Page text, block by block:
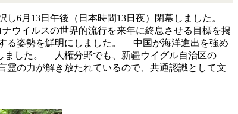
し6月13日午後（日本時間13日夜）閉幕しました。
イルスの世界的流行を来年に終息させる目標を掲
る姿勢を鮮明にしました。 中国が海洋進出を強め
ました。 人権分野でも、新疆ウイグル自治区の
の力が解き放たれているので、共通認識として文